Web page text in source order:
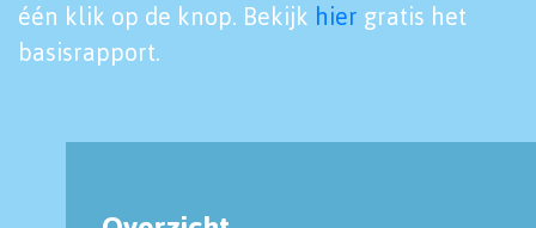
één klik op de knop. Bekijk hier gratis het
basisrapport.